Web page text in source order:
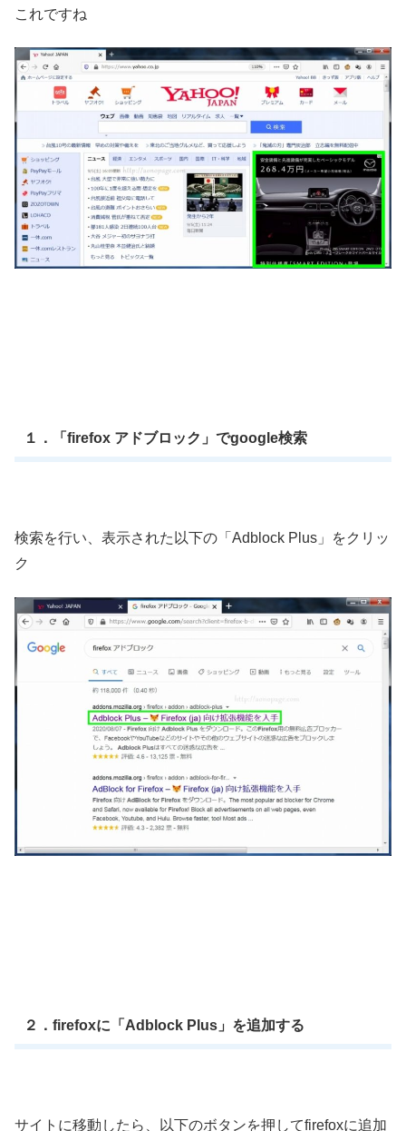
これですね
１．「firefox アドブロック」でgoogle検索
検索を行い、表示された以下の「Adblock Plus」をクリッ
ク
２．firefoxに「Adblock Plus」を追加する
サイトに移動したら、以下のボタンを押してfirefoxに追加